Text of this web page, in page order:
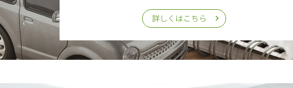
詳しくはこちら